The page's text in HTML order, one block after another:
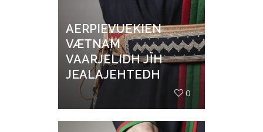
AERPIEVUEKIEN
VÆTNAM
VAARJELIDH JÏH
JEALAJEHTEDH
0